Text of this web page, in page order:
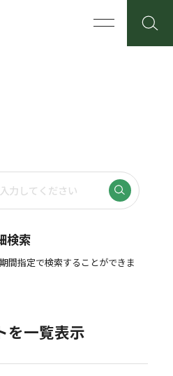
検索
間指定で検索することができま
を一覧表示